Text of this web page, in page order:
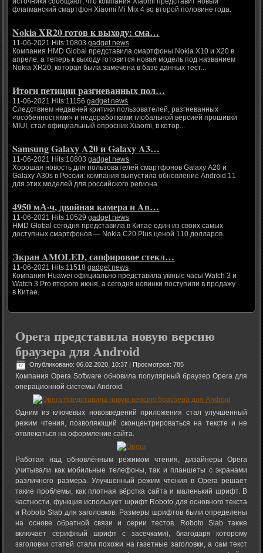
флагманский смартфон Xiaomi Mi Mix 4 во второй половине года.
Nokia XR20 готов к выходу: сма…
11-06-2021 Hits:10803gadget news
Компания HMD Global представила смартфоны Nokia X10 и X20 в
апреле, а теперь к выходу готовится новая модель под названием
Nokia XR20, которая была замечена в базе данных тест...
Итоги петиции разгневанных пол…
11-06-2021 Hits:11156gadget news
Следствием недавней критики пользователей, разгневанных
«особенностями» и недоработками глобальной версией прошивки
MIUI, стал официальный опросник Xiaomi, в котор...
Samsung Galaxy A20 и Galaxy A3…
11-06-2021 Hits:10803gadget news
Хорошая новость для пользователей смартфонов Galaxy A20 и
Galaxy A30s в России: компания выпустила обновление Android 11
для этих моделей для российского региона.
4950 мА·ч, двойная камера и An…
11-06-2021 Hits:10529gadget news
HMD Global сегодня представила в Китае один из своих самых
доступных смартфонов — Nokia C20 Plus ценой 110 долларов.
Экран AMOLED, сапфировое стекл…
11-06-2021 Hits:11518gadget news
Компания Huawei официально представила умные часы Watch 3 и
Watch 3 Pro второго июня, а сегодня новинки поступили в продажу
в Китае.
Opera представила новую версию
браузера для Android
Опубликовано: 06.02.2020, 10:37 | Просмотров: 785
Компания Opera Software обновила популярный браузер Opera для
операционной системы Android.
Одним из ключевых нововведений приложения стал улучшенный
режим чтения, позволяющий сконцентрироваться на тексте и не
отвлекаться на оформление сайта.
Работая над обновлённым режимом чтения, дизайнеры Opera
учитывали как мобильные телефоны, так и планшеты с экранами
различного размера. Улучшенный режим чтения в Opera решает
такие проблемы, как плотная вёрстка сайта и маленький шрифт. В
частности, функция использует шрифт Roboto для основного текста
и Roboto Slab для заголовков. Размеры шрифтов были определены
на основе обратной связи и серии тестов. Roboto Slab также
включает серифный шрифт с засечками), благодаря которому
заголовки статей стали похожи на газетные заголовки, а сам текст